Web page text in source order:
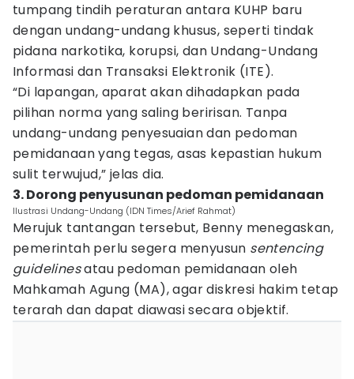
tumpang tindih peraturan antara KUHP baru
dengan undang-undang khusus, seperti tindak
pidana narkotika, korupsi, dan Undang-Undang
Informasi dan Transaksi Elektronik (ITE).
“Di lapangan, aparat akan dihadapkan pada
pilihan norma yang saling beririsan. Tanpa
undang-undang penyesuaian dan pedoman
pemidanaan yang tegas, asas kepastian hukum
sulit terwujud,” jelas dia.
3. Dorong penyusunan pedoman pemidanaan
Ilustrasi Undang-Undang (IDN Times/Arief Rahmat)
Merujuk tantangan tersebut, Benny menegaskan,
pemerintah perlu segera menyusun sentencing
guidelinesatau pedoman pemidanaan oleh
Mahkamah Agung (MA), agar diskresi hakim tetap
terarah dan dapat diawasi secara objektif.